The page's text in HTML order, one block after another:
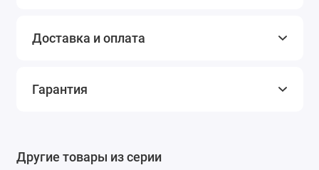
Доставка и оплата
Гарантия
Другие товары из серии